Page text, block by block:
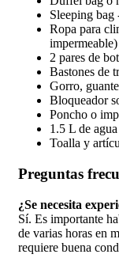
Sleeping
Ropa para
impermeable)
2 pares de
Bastones de
Gorro,
Bloqueador
Poncho o
1.5 L de
Toalla y
Preguntas
¿Se necesita
Sí. Es importante
de varias horas en
requiere buena